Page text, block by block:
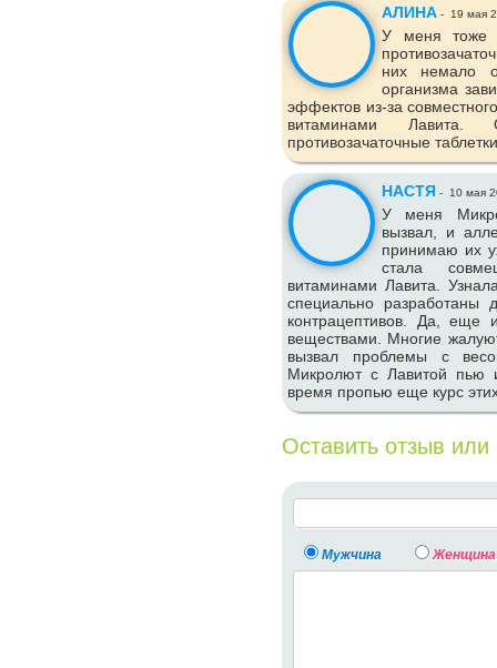
АЛИНА - 19 мая
У меня тоже
них немало
организма
эффектов из-за
витаминами
противозачаточные
НАСТЯ - 10 мая
У меня
вызвал, и
принимаю их
стала
витаминами Лавита.
специально разработаны
контрацептивов. Да, еще
веществами. Многие
вызвал проблемы с
Микролют с Лавитой пью
время пропью еще курс
Оставить отзыв
Мужчина Женщина